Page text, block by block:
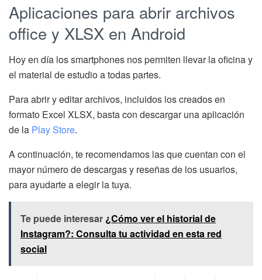
Aplicaciones para abrir archivos
office y XLSX en Android
Hoy en día los smartphones nos permiten llevar la oficina y
el material de estudio a todas partes.
Para abrir y editar archivos, incluidos los creados en
formato Excel XLSX, basta con descargar una aplicación
de la Play Store.
A continuación, te recomendamos las que cuentan con el
mayor número de descargas y reseñas de los usuarios,
para ayudarte a elegir la tuya.
Te puede interesar ¿Cómo ver el historial de
Instagram?: Consulta tu actividad en esta red
social